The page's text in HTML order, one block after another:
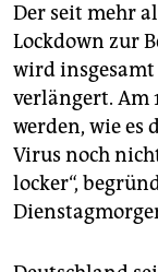
Der seit mehr
Lockdown zur
wird insgesamt
verlängert. Am
werden, wie es
Virus noch
locker“,